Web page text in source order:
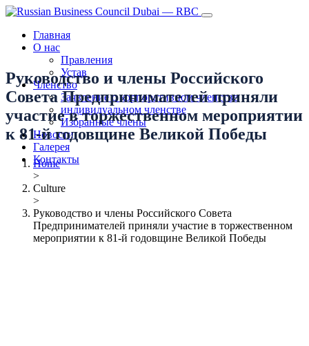
Главная
О нас
Правления
Устав
Членство
Заявление о корпоративном членстве
индивидуальном членстве
Избранные члены
Новости
Галерея
Контакты
Руководство и члены Российского
Совета Предпринимателей приняли
участие в торжественном мероприятии
к 81-й годовщине Великой Победы
Home
>
Culture
>
Руководство и члены Российского Совета
Предпринимателей приняли участие в торжественном
мероприятии к 81-й годовщине Великой Победы